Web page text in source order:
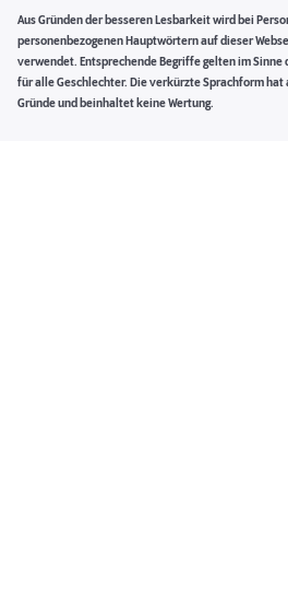
Aus Gründen der besseren Lesbarkeit wird bei
personenbezogenen Hauptwörtern auf dieser
verwendet. Entsprechende Begriffe gelten im
für alle Geschlechter. Die verkürzte Sprachform
Gründe und beinhaltet keine Wertung.